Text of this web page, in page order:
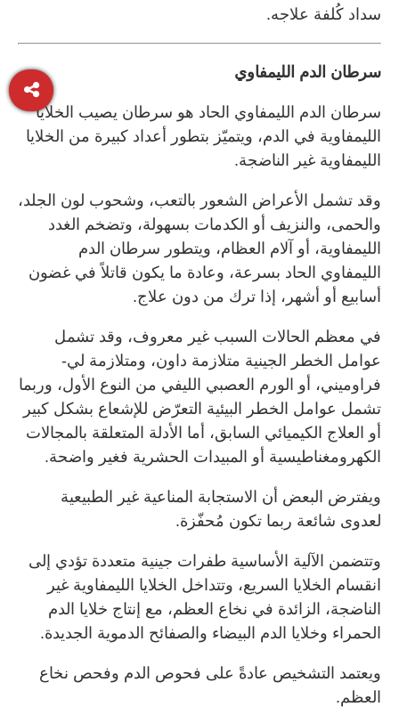
سداد كُلفة علاجه.
سرطان الدم الليمفاوي
سرطان الدم الليمفاوي الحاد هو سرطان يصيب الخلايا
الليمفاوية في الدم، ويتميّز بتطور أعداد كبيرة من الخلايا
الليمفاوية غير الناضجة.
وقد تشمل الأعراض الشعور بالتعب، وشحوب لون الجلد،
والحمى، والنزيف أو الكدمات بسهولة، وتضخم الغدد
الليمفاوية، أو آلام العظام، ويتطور سرطان الدم
الليمفاوي الحاد بسرعة، وعادة ما يكون قاتلاً في غضون
أسابيع أو أشهر، إذا ترك من دون علاج.
في معظم الحالات السبب غير معروف، وقد تشمل
عوامل الخطر الجينية متلازمة داون، ومتلازمة لي-
فراوميني، أو الورم العصبي الليفي من النوع الأول، وربما
تشمل عوامل الخطر البيئية التعرّض للإشعاع بشكل كبير
أو العلاج الكيميائي السابق، أما الأدلة المتعلقة بالمجالات
الكهرومغناطيسية أو المبيدات الحشرية فغير واضحة.
ويفترض البعض أن الاستجابة المناعية غير الطبيعية
لعدوى شائعة ربما تكون مُحفّزة.
وتتضمن الآلية الأساسية طفرات جينية متعددة تؤدي إلى
انقسام الخلايا السريع، وتتداخل الخلايا الليمفاوية غير
الناضجة، الزائدة في نخاع العظم، مع إنتاج خلايا الدم
الحمراء وخلايا الدم البيضاء والصفائح الدموية الجديدة.
ويعتمد التشخيص عادةً على فحوص الدم وفحص نخاع
العظم.